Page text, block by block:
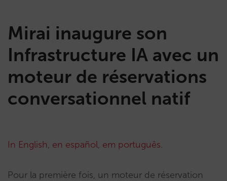
Mirai inaugure son
Infrastructure IA avec un
moteur de réservations
conversationnel natif
In English, en español, em português.
Pour la première fois, un moteur de réservation